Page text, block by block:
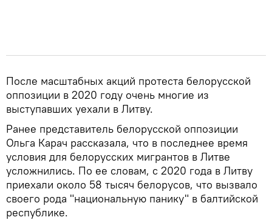
После масштабных акций протеста белорусской
оппозиции в 2020 году очень многие из
выступавших уехали в Литву.
Ранее представитель белорусской оппозиции
Ольга Карач рассказала, что в последнее время
условия для белорусских мигрантов в Литве
усложнились. По ее словам, с 2020 года в Литву
приехали около 58 тысяч белорусов, что вызвало
своего рода "национальную панику" в балтийской
республике.